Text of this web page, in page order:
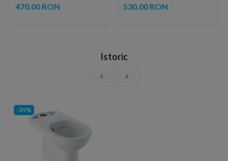
ventil inclus
470.00 RON
copper
530.00 RON
Istoric
-39%